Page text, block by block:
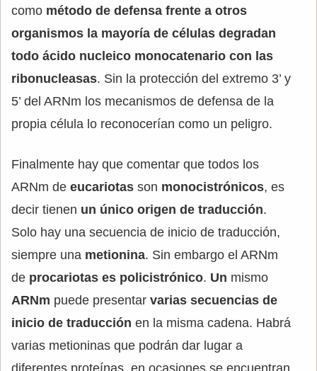
como método de defensa frente a otros
organismos la mayoría de células degradan
todo ácido nucleico monocatenario con las
ribonucleasas. Sin la protección del extremo 3’ y
5’ del ARNm los mecanismos de defensa de la
propia célula lo reconocerían como un peligro.
Finalmente hay que comentar que todos los
ARNm de eucariotas son monocistrónicos, es
decir tienen un único origen de traducción.
Solo hay una secuencia de inicio de traducción,
siempre una metionina. Sin embargo el ARNm
de procariotas es policistrónico. Un mismo
ARNm puede presentar varias secuencias de
inicio de traducción en la misma cadena. Habrá
varias metioninas que podrán dar lugar a
diferentes proteínas, en ocasiones se encuentran